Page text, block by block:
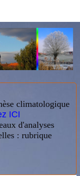
climatologique
ICI
d'analyses
: rubrique